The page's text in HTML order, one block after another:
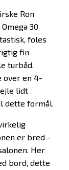
Ron
30
føles
fin
turbåd.
over en 4-
lidt
dette formål.
er bred -
Her
bord, dette